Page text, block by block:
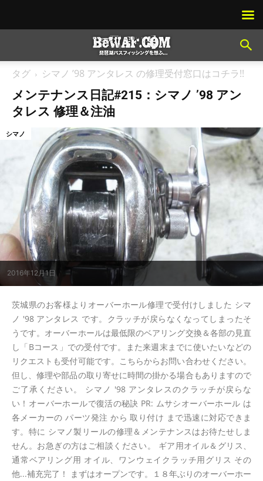
タグ シマノ ’98 アンタレス の修理受付窓口はコチラ!!
メンテナンス日記#215：シマノ ’98 アン
タレス 修理＆注油
2016年12月1日
シマノ
茨城県のお客様よりオーバーホール修理で受付けしました シマ
ノ '98 アンタレス です。クラッチが戻らなくなってしまったそ
うです。オーバーホールは最低限のベアリング交換＆各部の見直
し「Bコース」での受付です。また来週末までに使いたいなどの
リクエストも受付可能です。こちらからお問い合わせください。
但し、修理や部品の取り寄せに時間の掛かる場合もありますので
ご了承ください。 シマノ '98 アンタレスのクラッチが戻らな
い！オーバーホールで復活の秘訣 PR: ムサシオーバーホール は
各メーカーの パーツ発注 から 取り付け まで迅速に対応できま
す。特に シマノ製リールの修理＆メンテナンスはお待たせしま
せん。お急ぎの方はご相談ください。 ギア用オイル＆グリス、
通常ベアリング用 オイル、ワンウェイクラッチ用グリス その
他...補充完了！ まずはオープンです。１８年ぶりのオーバーホー